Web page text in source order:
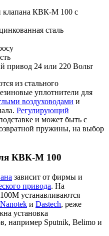
клапана КВК-М 100 с
сталь
привод 24 или 220 Вольт
из стального
уплотнители для
воздуховодами и
Регулирующий
и может быть с
пружины, на выбор
КВК-М 100
зависит от фирмы и
привода. На
устанавливаются
Nanotek и Dastech, реже
установка
например Sputnik, Belimo и